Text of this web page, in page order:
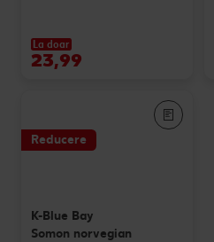
La doar
23,99
Reducere
K-Blue Bay
Somon norvegian